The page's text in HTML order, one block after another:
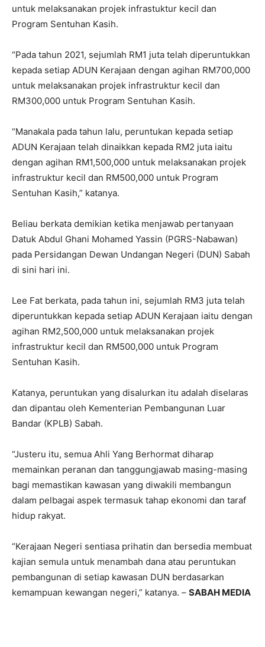
untuk melaksanakan projek infrastuktur kecil dan
Program Sentuhan Kasih.
“Pada tahun 2021, sejumlah RM1 juta telah diperuntukkan
kepada setiap ADUN Kerajaan dengan agihan RM700,000
untuk melaksanakan projek infrastruktur kecil dan
RM300,000 untuk Program Sentuhan Kasih.
“Manakala pada tahun lalu, peruntukan kepada setiap
ADUN Kerajaan telah dinaikkan kepada RM2 juta iaitu
dengan agihan RM1,500,000 untuk melaksanakan projek
infrastruktur kecil dan RM500,000 untuk Program
Sentuhan Kasih,” katanya.
Beliau berkata demikian ketika menjawab pertanyaan
Datuk Abdul Ghani Mohamed Yassin (PGRS-Nabawan)
pada Persidangan Dewan Undangan Negeri (DUN) Sabah
di sini hari ini.
Lee Fat berkata, pada tahun ini, sejumlah RM3 juta telah
diperuntukkan kepada setiap ADUN Kerajaan iaitu dengan
agihan RM2,500,000 untuk melaksanakan projek
infrastruktur kecil dan RM500,000 untuk Program
Sentuhan Kasih.
Katanya, peruntukan yang disalurkan itu adalah diselaras
dan dipantau oleh Kementerian Pembangunan Luar
Bandar (KPLB) Sabah.
“Justeru itu, semua Ahli Yang Berhormat diharap
memainkan peranan dan tanggungjawab masing-masing
bagi memastikan kawasan yang diwakili membangun
dalam pelbagai aspek termasuk tahap ekonomi dan taraf
hidup rakyat.
“Kerajaan Negeri sentiasa prihatin dan bersedia membuat
kajian semula untuk menambah dana atau peruntukan
pembangunan di setiap kawasan DUN berdasarkan
kemampuan kewangan negeri,” katanya. – SABAH MEDIA